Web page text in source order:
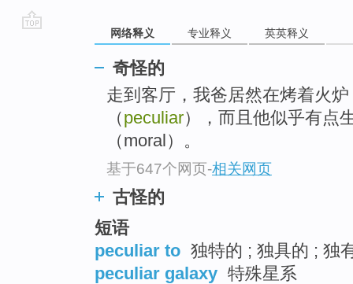
网络释义 专业释义 英英释义
奇怪的
走到客厅，我爸居然在烤着火
（peculiar），而且他似乎有点
（moral）。
基于647个网页-相关网页
古怪的
短语
peculiar to 独特的 ; 独具的 ; 独
peculiar galaxy 特殊星系